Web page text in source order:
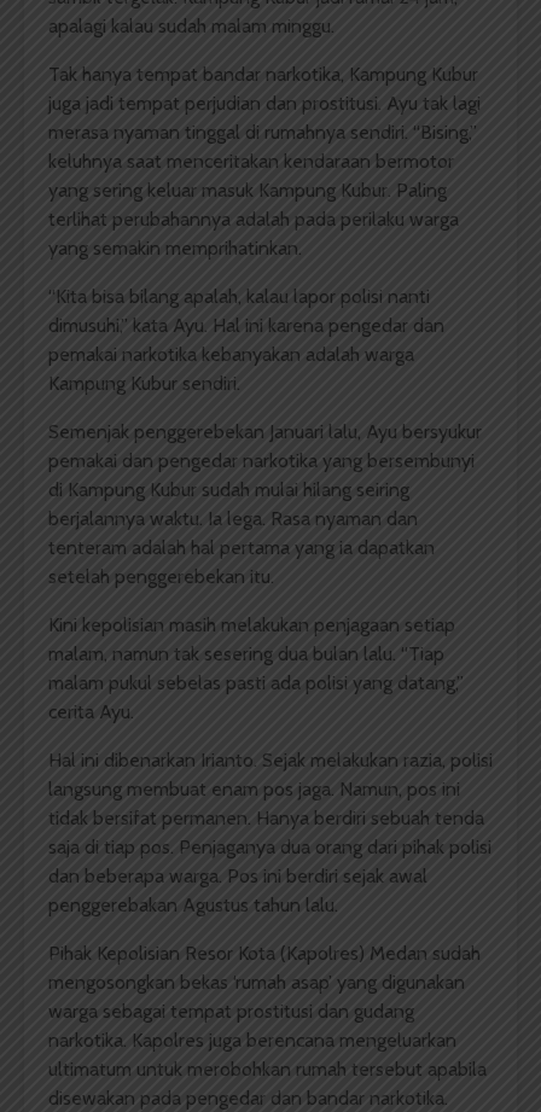
apalagi kalau sudah malam minggu.
Tak hanya tempat bandar narkotika, Kampung Kubur
juga jadi tempat perjudian dan prostitusi. Ayu tak lagi
merasa nyaman tinggal di rumahnya sendiri. “Bising,”
keluhnya saat menceritakan kendaraan bermotor
yang sering keluar masuk Kampung Kubur. Paling
terlihat perubahannya adalah pada perilaku warga
yang semakin memprihatinkan.
“Kita bisa bilang apalah, kalau lapor polisi nanti
dimusuhi,” kata Ayu. Hal ini karena pengedar dan
pemakai narkotika kebanyakan adalah warga
Kampung Kubur sendiri.
Semenjak penggerebekan Januari lalu, Ayu bersyukur
pemakai dan pengedar narkotika yang bersembunyi
di Kampung Kubur sudah mulai hilang seiring
berjalannya waktu. Ia lega. Rasa nyaman dan
tenteram adalah hal pertama yang ia dapatkan
setelah penggerebekan itu.
Kini kepolisian masih melakukan penjagaan setiap
malam, namun tak sesering dua bulan lalu. “Tiap
malam pukul sebelas pasti ada polisi yang datang,”
cerita Ayu.
Hal ini dibenarkan Irianto. Sejak melakukan razia, polisi
langsung membuat enam pos jaga. Namun, pos ini
tidak bersifat permanen. Hanya berdiri sebuah tenda
saja di tiap pos. Penjaganya dua orang dari pihak polisi
dan beberapa warga. Pos ini berdiri sejak awal
penggerebakan Agustus tahun lalu.
Pihak Kepolisian Resor Kota (Kapolres) Medan sudah
mengosongkan bekas ‘rumah asap’ yang digunakan
warga sebagai tempat prostitusi dan gudang
narkotika. Kapolres juga berencana mengeluarkan
ultimatum untuk merobohkan rumah tersebut apabila
disewakan pada pengedar dan bandar narkotika.